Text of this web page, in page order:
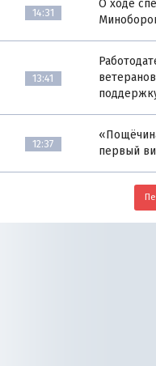
14:31
О ходе
13:41
12:37
первый